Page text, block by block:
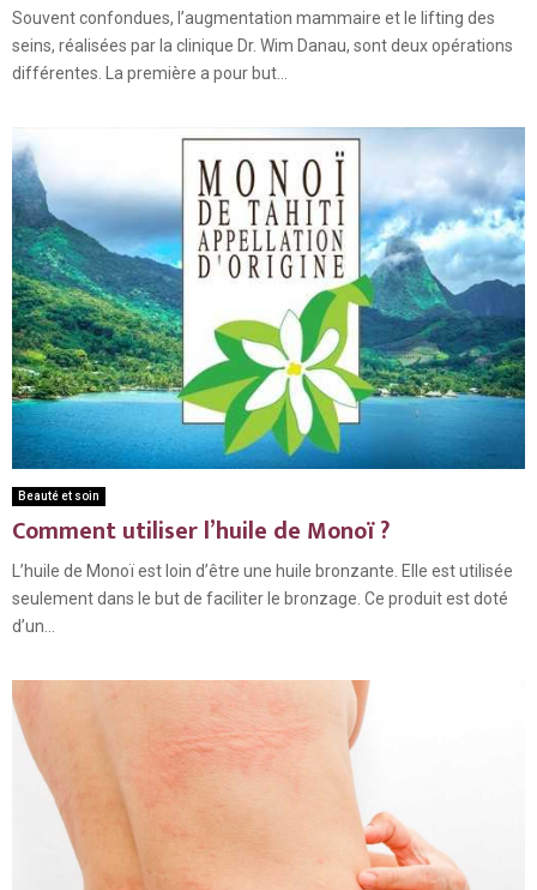
Souvent confondues, l’augmentation mammaire et le lifting des
seins, réalisées par la clinique Dr. Wim Danau, sont deux opérations
différentes. La première a pour but...
Beauté et soin
Comment utiliser l’huile de Monoï ?
L’huile de Monoï est loin d’être une huile bronzante. Elle est utilisée
seulement dans le but de faciliter le bronzage. Ce produit est doté
d’un...